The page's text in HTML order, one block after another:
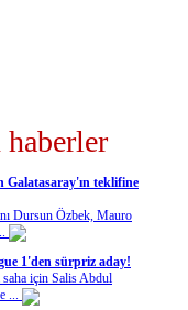
teklifine
Dursun Özbek, Mauro
1'den sürpriz aday!
saha için Salis Abdul
...